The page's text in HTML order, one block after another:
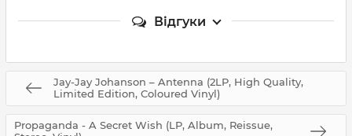
Відгуки
Jay-Jay Johanson – Antenna (2LP, High Quality,
Limited Edition, Coloured Vinyl)
Propaganda - A Secret Wish (LP, Album, Reissue,